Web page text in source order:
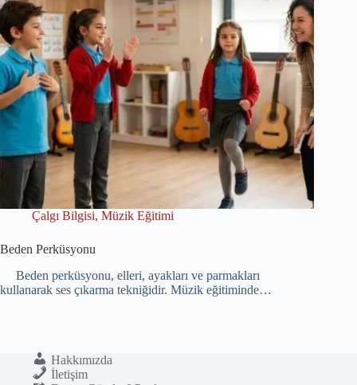
Çalgı Bilgisi, Müzik Eğitimi
Beden Perküsyonu
Beden perküsyonu, elleri, ayakları ve parmakları
kullanarak ses çıkarma tekniğidir. Müzik eğitiminde…
Hakkımızda
İletişim